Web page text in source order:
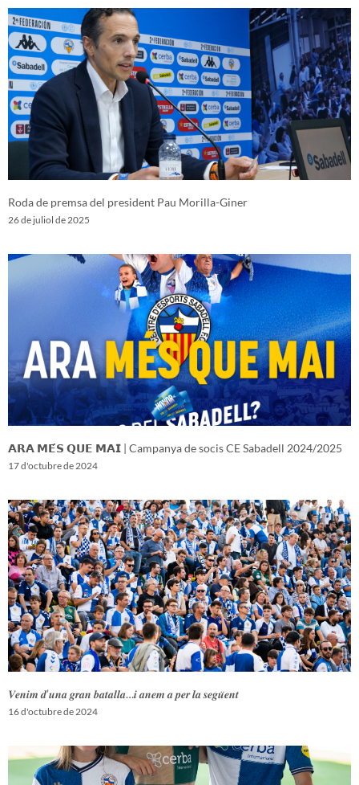
Roda de premsa del president Pau Morilla-Giner
26 de juliol de 2025
𝗔𝗥𝗔 𝗠𝗘́𝗦 𝗤𝗨𝗘 𝗠𝗔𝗜 | Campanya de socis CE Sabadell 2024/2025
17 d'octubre de 2024
𝑽𝒆𝒏𝒊𝒎 𝒅’𝒖𝒏𝒂 𝒈𝒓𝒂𝒏 𝒃𝒂𝒕𝒂𝒍𝒍𝒂…𝒊 𝒂𝒏𝒆𝒎 𝒂 𝒑𝒆𝒓 𝒍𝒂 𝒔𝒆𝒈𝒖̈𝒆𝒏𝒕
16 d'octubre de 2024